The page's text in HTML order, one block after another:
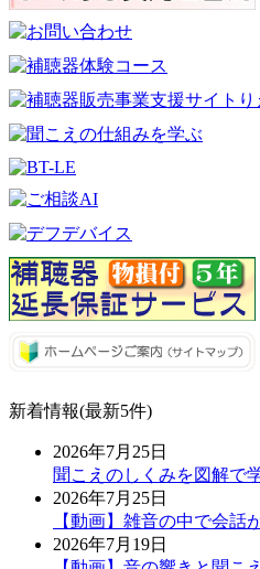
新着情報(最新5件)
2026年7月25日
聞こえのしくみを図解で
2026年7月25日
【動画】雑音の中で会話
2026年7月19日